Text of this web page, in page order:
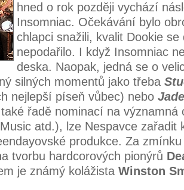
hned o rok později vychází
Insomniac. Očekávání bylo
chlapci snažili, kvalit Dookie se
nepodařilo. I když Insomniac
deska. Naopak, jedná se o
silných momentů jako třeba
nejlepší píseň vůbec) nebo
řadě nominací na významná
atd.), lze Nespavce zařadit
produkce. Za
tvorbu hardcorových pionýrů
je známý kolážista Winston